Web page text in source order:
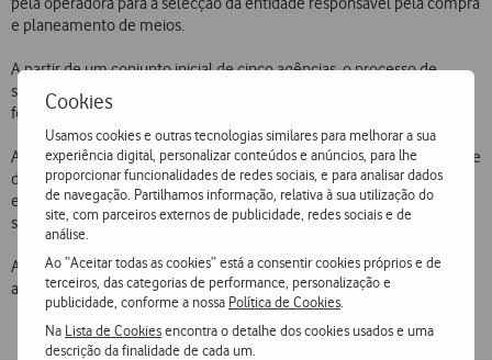
Cookies
Usamos cookies e outras tecnologias similares para melhorar a sua
experiência digital, personalizar conteúdos e anúncios, para lhe
proporcionar funcionalidades de redes sociais, e para analisar dados
de navegação. Partilhamos informação, relativa à sua utilização do
site, com parceiros externos de publicidade, redes sociais e de
análise.
Ao “Aceitar todas as cookies” está a consentir cookies próprios e de
terceiros, das categorias de performance, personalização e
publicidade, conforme a nossa Política de Cookies
Na Lista de Cookiesencontra o detalhe dos cookies usados e uma
descrição da finalidade de cada um.
e planeamento de meios.
A partir de um conjunto inicial de cinco agências, o processo de
selecção permitiu identificar uma short list de três agências que
foram objecto de análise mais detalhada.
Ao longo do concurso a Vodafone avaliou critérios como a capacidade
de negociação e compra, as competências no planeamento
estratégico e no planeamento de campanhas, a criatividade, os
serviços, a equipa e as ferramentas e sistemas disponibilizados.
A Tempo OMD faz parte do Omnicom Media Group Portugal e é a
agência de meios da Vodafone Portugal desde Julho de 2003.